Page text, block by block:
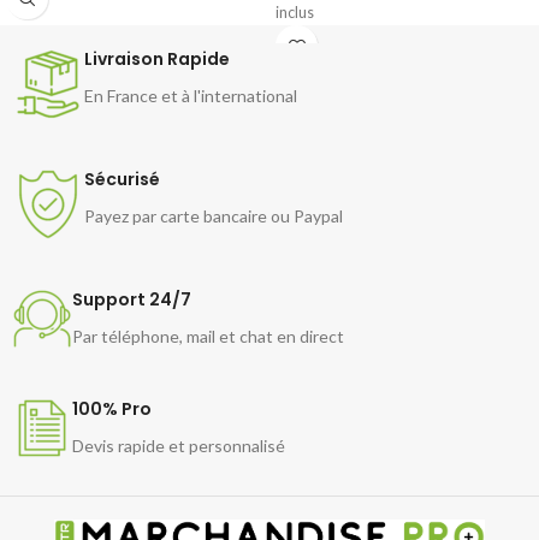
inclus
Livraison Rapide
En France et à l'international
Sécurisé
Payez par carte bancaire ou Paypal
Support 24/7
Par téléphone, mail et chat en direct
100% Pro
Devis rapide et personnalisé